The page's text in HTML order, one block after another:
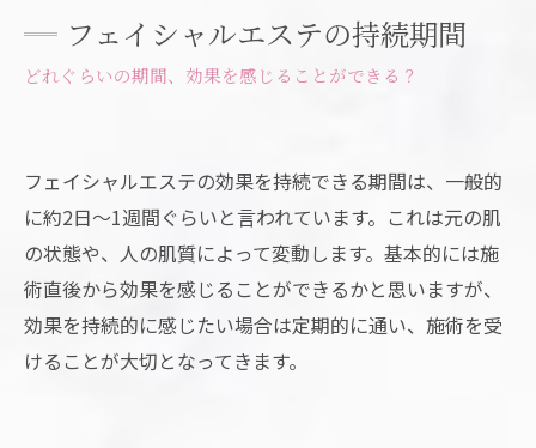
紫外線から肌を守る
フェイシャルエステの持続期間
どれぐらいの期間、効果を感じることができる？
フェイシャルエステの効果を持続できる期間は、一般的
に約2日～1週間ぐらいと言われています。これは元の肌
の状態や、人の肌質によって変動します。基本的には施
術直後から効果を感じることができるかと思いますが、
効果を持続的に感じたい場合は定期的に通い、施術を受
けることが大切となってきます。